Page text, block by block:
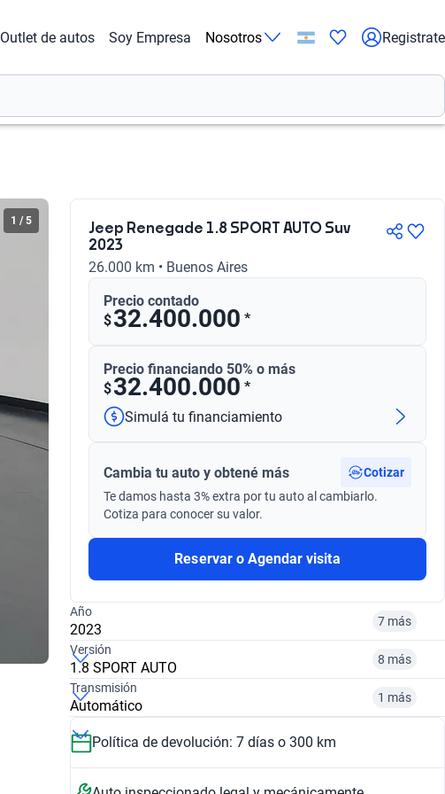
Outlet de autos Soy Empresa Nosotros Registrate
Jeep Renegade 1.8 SPORT AUTO Suv
2023
26.000 km • Buenos Aires
Precio contado
$32.400.000 *
Precio financiando 50% o más
$32.400.000 *
Simulá tu financiamiento
Cambia tu auto y obtené más
Cotizar
Te damos hasta 3% extra por tu auto al cambiarlo.
Cotiza para conocer su valor.
Reservar o Agendar visita
Año
2023 7 más
2017
$ 16.701.000
2019 2020
Versión
1.8 SPORT AUTO 8 más
1.8 SPORT PLUS AUTO
$ 16.701.000 $ 30.472.000
Transmisión
Automático 1 más
Automático Manual
Política de devolución: 7 días o 300 km
1 /5